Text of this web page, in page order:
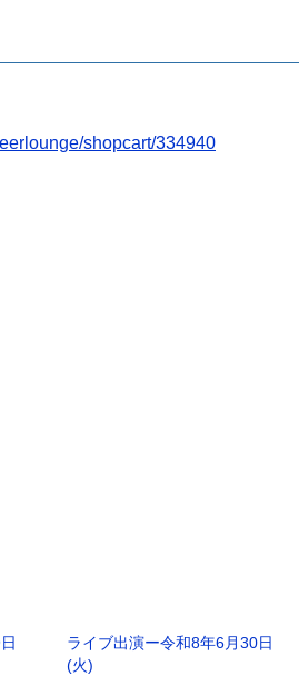
shopcart/334940
ライブ出演ー令和8年6月30日
(火)